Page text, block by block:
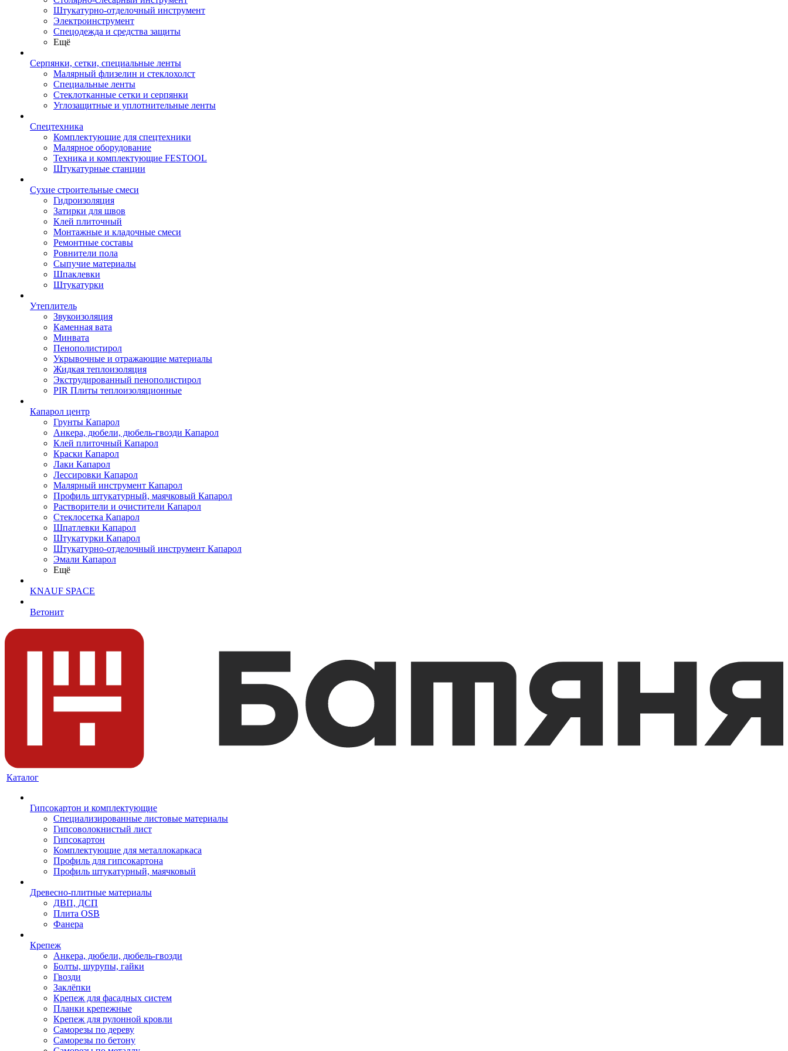
Штукатурно-отделочный инструмент
Электроинструмент
Спецодежда и средства защиты
Ещё
Серпянки, сетки, специальные ленты
Малярный флизелин и стеклохолст
Специальные ленты
Стеклотканные сетки и серпянки
Углозащитные и уплотнительные ленты
Спецтехника
Комплектующие для спецтехники
Малярное оборудование
Техника и комплектующие FESTOOL
Штукатурные станции
Сухие строительные смеси
Гидроизоляция
Затирки для швов
Клей плиточный
Монтажные и кладочные смеси
Ремонтные составы
Ровнители пола
Сыпучие материалы
Шпаклевки
Штукатурки
Утеплитель
Звукоизоляция
Каменная вата
Минвата
Пенополистирол
Укрывочные и отражающие материалы
Жидкая теплоизоляция
Экструдированный пенополистирол
PIR Плиты теплоизоляционные
Капарол центр
Грунты Капарол
Анкера, дюбели, дюбель-гвозди Капарол
Клей плиточный Капарол
Краски Капарол
Лаки Капарол
Лессировки Капарол
Малярный инструмент Капарол
Профиль штукатурный, маячковый Капарол
Растворители и очистители Капарол
Cтеклосетка Капарол
Шпатлевки Капарол
Штукатурки Капарол
Штукатурно-отделочный инструмент Капарол
Эмали Капарол
Ещё
KNAUF SPACE
Ветонит
Каталог
Гипсокартон и комплектующие
Специализированные листовые материалы
Гипсоволокнистый лист
Гипсокартон
Комплектующие для металлокаркаса
Профиль для гипсокартона
Профиль штукатурный, маячковый
Древесно-плитные материалы
ДВП, ДСП
Плита OSB
Фанера
Крепеж
Анкера, дюбели, дюбель-гвозди
Болты, шурупы, гайки
Гвозди
Заклёпки
Крепеж для фасадных систем
Планки крепежные
Крепеж для рулонной кровли
Саморезы по дереву
Саморезы по бетону